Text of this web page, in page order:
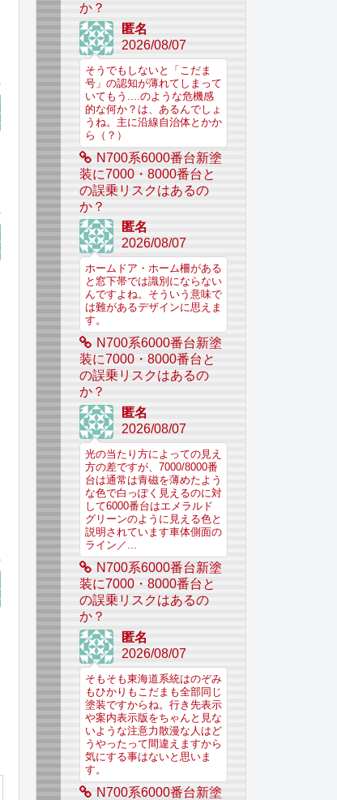
か？
匿名
2026/08/07
そうでもしないと「こだま
号」の認知が薄れてしまって
いてもう....のような危機感
的な何か？は、あるんでしょ
うね。主に沿線自治体とかか
ら（？）
N700系6000番台新塗
装に7000・8000番台と
の誤乗リスクはあるの
か？
匿名
2026/08/07
ホームドア・ホーム柵がある
と窓下帯では識別にならない
んですよね。そういう意味で
は難があるデザインに思えま
す。
N700系6000番台新塗
装に7000・8000番台と
の誤乗リスクはあるの
か？
匿名
2026/08/07
光の当たり方によっての見え
方の差ですが、7000/8000番
台は通常は青磁を薄めたよう
な色で白っぽく見えるのに対
して6000番台はエメラルド
グリーンのように見える色と
説明されています車体側面の
ライン／...
N700系6000番台新塗
装に7000・8000番台と
の誤乗リスクはあるの
か？
匿名
2026/08/07
そもそも東海道系統はのぞみ
もひかりもこだまも全部同じ
塗装ですからね。行き先表示
や案内表示版をちゃんと見な
いような注意力散漫な人はど
うやったって間違えますから
気にする事はないと思いま
す。
N700系6000番台新塗